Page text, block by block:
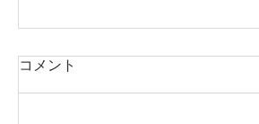
コメント